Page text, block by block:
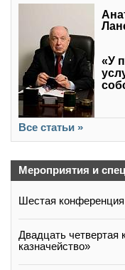
«У
Все статьи »
Мероприятия и
Шестая
Двадцать четвертая
казначейство»